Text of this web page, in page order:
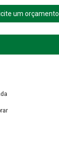
um orçamento